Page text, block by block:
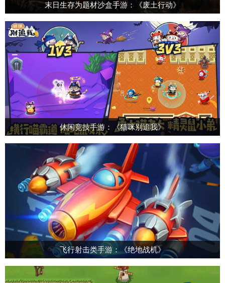
末日生存为题材沙盒手游：《废土行动》
休闲竞技手游：《猫咪别追我》
飞行射击类手游：《绝地战机》